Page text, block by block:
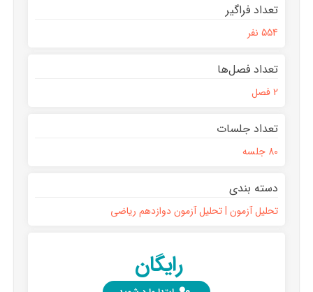
تعداد فراگیر
554 نفر
تعداد فصل‌ها
2 فصل
تعداد جلسات
80 جلسه
دسته بندی
تحلیل آزمون | تحلیل آزمون دوازدهم ریاضی
رایگان